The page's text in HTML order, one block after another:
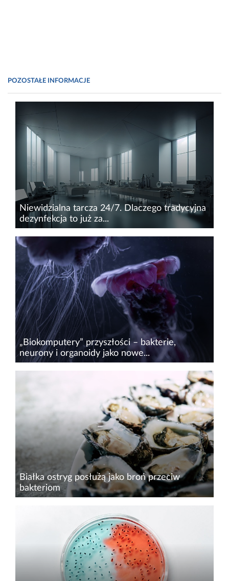
POZOSTAŁE INFORMACJE
Niewidzialna tarcza 24/7. Dlaczego tradycyjna
dezynfekcja to już za...
Staranne czyszczenie i dezynfekcja są
niezbędnymi elementami skutecznych
programów zapobiegania rozprzestrzeniania się
zakażeń. Systemy ciągłe stanowią doskonałe
uzupełnienie tradycyjnych rozwiązań.
„Biokomputery” przyszłości – bakterie,
neurony i organoidy jako nowe...
Od dziesięcioleci komputery krzemowe
stanowią podstawę rozwoju technologii
cyfrowych, lecz ich dalszy postęp ograniczają
bariery związane z wydajnością energetyczną i
fizyczną miniaturyzacj...
Białka ostryg posłużą jako broń przeciw
bakteriom
University w Australii wykazały, że białka
zawarte we „krwi” ostryg mają silne właściwości
bakteriobójcze. Co więcej, mogą zwiększać
skuteczność antybiotyków...